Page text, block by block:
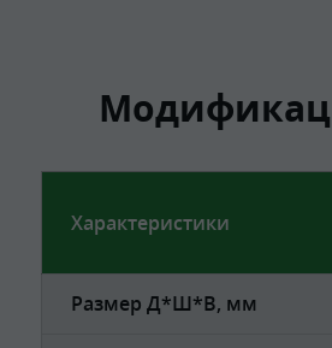
Характеристики
Размер Д*Ш*В, мм